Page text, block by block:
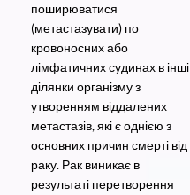
поширюватися
(метастазувати) по
кровоносних або
лімфатичних судинах в інші
ділянки організму з
утворенням віддалених
метастазів, які є однією з
основних причин смерті від
раку. Рак виникає в
результаті перетворення